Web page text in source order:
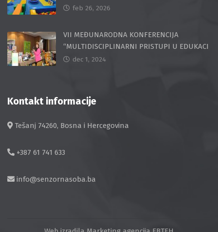
feb 26, 2026
VII MEĐUNARODNA KONFERENCIJA
“MULTIDISCIPLINARNI PRISTUPI U EDUKACI
dec 1, 2024
Kontakt informacije
Tešanj 74260, Bosna i Hercegovina
+387 61 741 633
info@senzornasoba.ba